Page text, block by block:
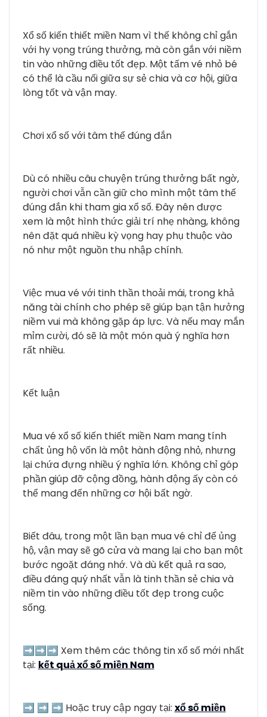
Xổ số kiến thiết miền Nam vì thế không chỉ gắn
với hy vọng trúng thưởng, mà còn gắn với niềm
tin vào những điều tốt đẹp. Một tấm vé nhỏ bé
có thể là cầu nối giữa sự sẻ chia và cơ hội, giữa
lòng tốt và vận may.
Chơi xổ số với tâm thế đúng đắn
Dù có nhiều câu chuyện trúng thưởng bất ngờ,
người chơi vẫn cần giữ cho mình một tâm thế
đúng đắn khi tham gia xổ số. Đây nên được
xem là một hình thức giải trí nhẹ nhàng, không
nên đặt quá nhiều kỳ vọng hay phụ thuộc vào
nó như một nguồn thu nhập chính.
Việc mua vé với tinh thần thoải mái, trong khả
năng tài chính cho phép sẽ giúp bạn tận hưởng
niềm vui mà không gặp áp lực. Và nếu may mắn
mỉm cười, đó sẽ là một món quà ý nghĩa hơn
rất nhiều.
Kết luận
Mua vé xổ số kiến thiết miền Nam mang tính
chất ủng hộ vốn là một hành động nhỏ, nhưng
lại chứa đựng nhiều ý nghĩa lớn. Không chỉ góp
phần giúp đỡ cộng đồng, hành động ấy còn có
thể mang đến những cơ hội bất ngờ.
Biết đâu, trong một lần bạn mua vé chỉ để ủng
hộ, vận may sẽ gõ cửa và mang lại cho bạn một
bước ngoặt đáng nhớ. Và dù kết quả ra sao,
điều đáng quý nhất vẫn là tinh thần sẻ chia và
niềm tin vào những điều tốt đẹp trong cuộc
sống.
➡️➡️➡️ Xem thêm các thông tin xổ số mới nhất
tại: kết quả xổ số miền Nam
➡️ ➡️ ➡️ Hoặc truy cập ngay tại: xổ số miền